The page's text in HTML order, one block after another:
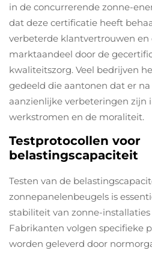
in de concurrerende zonne-
dat deze certificatie heeft
verbeterde klantvertrouwen en
marktaandeel door de
kwaliteitszorg. Veel bedrijven
gedeeld die aantonen dat er
aanzienlijke verbeteringen zijn
werkstromen en de moraliteit.
Testprotocollen voor
belastingscapaciteit
Testen van de
zonnepanelenbeugels is
stabiliteit van zonne-
Fabrikanten volgen specifieke
worden geleverd door